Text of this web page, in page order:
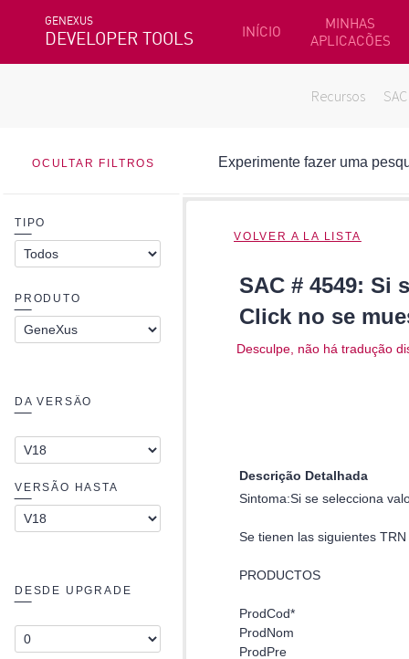
GENEXUS
DEVELOPER TOOLS INÍCIO
MINHAS
APLICACÕES
Recursos SAC